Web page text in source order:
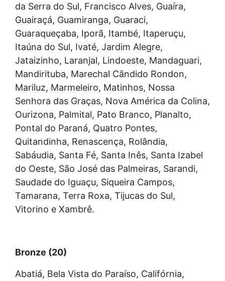
da Serra do Sul, Francisco Alves, Guaíra,
Guairaçá, Guamiranga, Guaraci,
Guaraqueçaba, Iporã, Itambé, Itaperuçu,
Itaúna do Sul, Ivaté, Jardim Alegre,
Jataizinho, Laranjal, Lindoeste, Mandaguari,
Mandirituba, Marechal Cândido Rondon,
Mariluz, Marmeleiro, Matinhos, Nossa
Senhora das Graças, Nova América da Colina,
Ourizona, Palmital, Pato Branco, Planalto,
Pontal do Paraná, Quatro Pontes,
Quitandinha, Renascença, Rolândia,
Sabáudia, Santa Fé, Santa Inês, Santa Izabel
do Oeste, São José das Palmeiras, Sarandi,
Saudade do Iguaçu, Siqueira Campos,
Tamarana, Terra Roxa, Tijucas do Sul,
Vitorino e Xambrê.
Bronze (20)
Abatiá, Bela Vista do Paraíso, Califórnia,